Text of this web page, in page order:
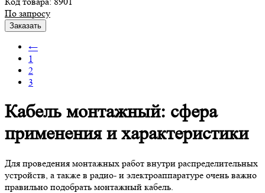
По запросу
Заказать
←
1
2
3
Кабель монтажный: сфера
применения и характеристики
Для проведения монтажных работ внутри распределительных
устройств, а также в радио- и электроаппаратуре очень важно
правильно подобрать монтажный кабель.